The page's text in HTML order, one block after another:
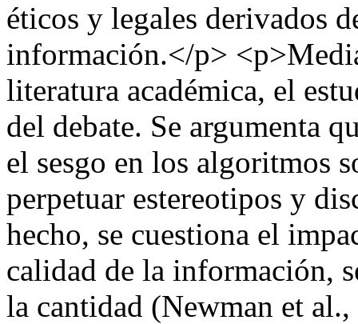
éticos y legales derivados
información.</p>
literatura académica, el
del debate. Se argumenta
el sesgo en los algoritmos
perpetuar estereotipos y
hecho, se cuestiona el
calidad de la información,
la cantidad (Newman et